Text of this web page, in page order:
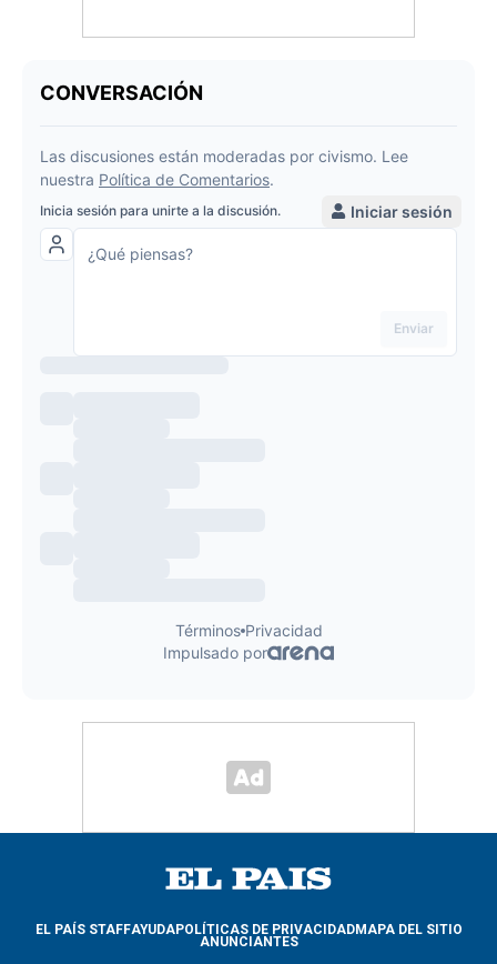
EL PAÍS STAFFAYUDAPOLÍTICAS DE PRIVACIDADMAPA DEL SITIO
ANUNCIANTES